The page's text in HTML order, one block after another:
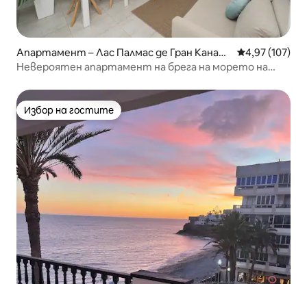
Апартамент – Лас Палмас де Гран Канари
я
Средна
4,97 (107)
Невероятен апартамент на брега на морето на
Избор на гостите
Избор на гостите